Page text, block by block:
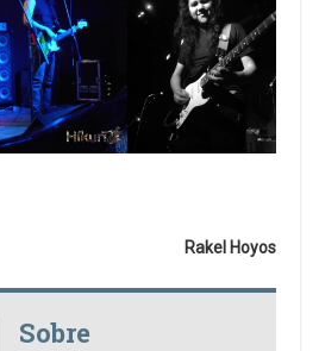
Rakel Hoyos
Sobre